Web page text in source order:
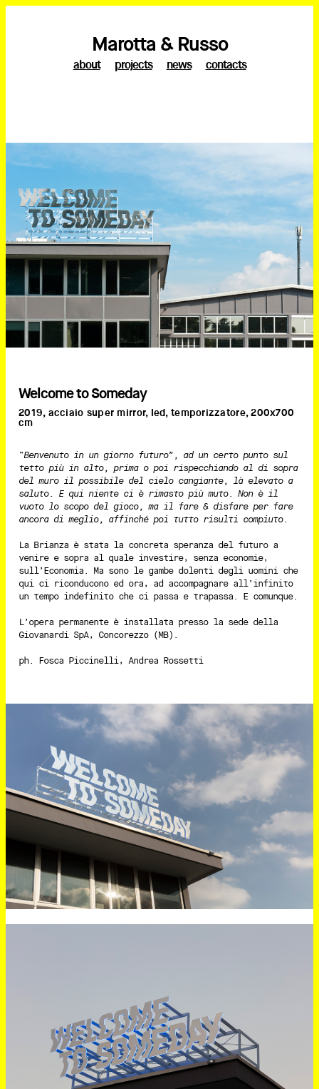
Marotta & Russo
about projects news contacts
Welcome to Someday
2019, acciaio super mirror, led, temporizzatore, 200x700
cm
“Benvenuto in un giorno futuro”, ad un certo punto sul
tetto più in alto, prima o poi rispecchiando al di sopra
del muro il possibile del cielo cangiante, là elevato a
saluto. E qui niente ci è rimasto più muto. Non è il
vuoto lo scopo del gioco, ma il fare & disfare per fare
ancora di meglio, affinché poi tutto risulti compiuto.
La Brianza è stata la concreta speranza del futuro a
venire e sopra al quale investire, senza economie,
sull’Economia. Ma sono le gambe dolenti degli uomini che
qui ci riconducono ed ora, ad accompagnare all’infinito
un tempo indefinito che ci passa e trapassa. E comunque.
L’opera permanente è installata presso la sede della
Giovanardi SpA, Concorezzo (MB).
ph. Fosca Piccinelli, Andrea Rossetti